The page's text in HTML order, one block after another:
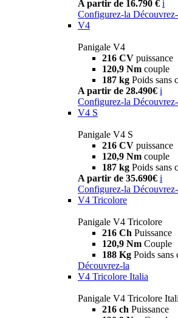
A partir de 16.790 € i
Configurez-la
V4
Panigale V4
216 CV puissance
120,9 Nm couple
187 kg Poids sans
A partir de 28.490€ i
Configurez-la
V4 S
Panigale V4 S
216 CV puissance
120,9 Nm couple
187 kg Poids sans
A partir de 35.690€ i
Configurez-la
V4 Tricolore
Panigale V4 Tricolore
216 Ch Puissance
120,9 Nm Couple
188 Kg Poids sans
Découvrez-la
V4 Tricolore Italia
Panigale V4 Tricolore
216 ch Puissance